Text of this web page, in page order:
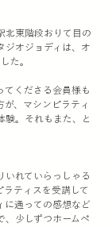
北東階段おりて目の
ジオジョディは、オ
た。
てくださる会員様も
が、マシンピラティ
験。それもまた、と
いれていらっしゃる
ラティスを受講して
に通っての感想など
、少しずつホームペ